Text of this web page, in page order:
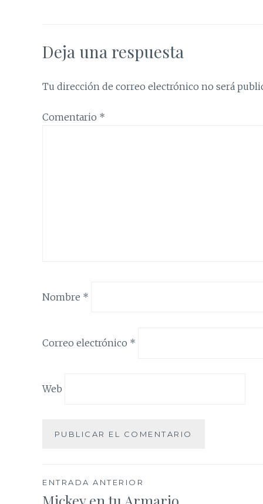
Deja una respuesta
Tu dirección de correo electrónico no será
Comentario *
Nombre *
Correo electrónico *
Web
Navegación
ENTRADA ANTERIOR